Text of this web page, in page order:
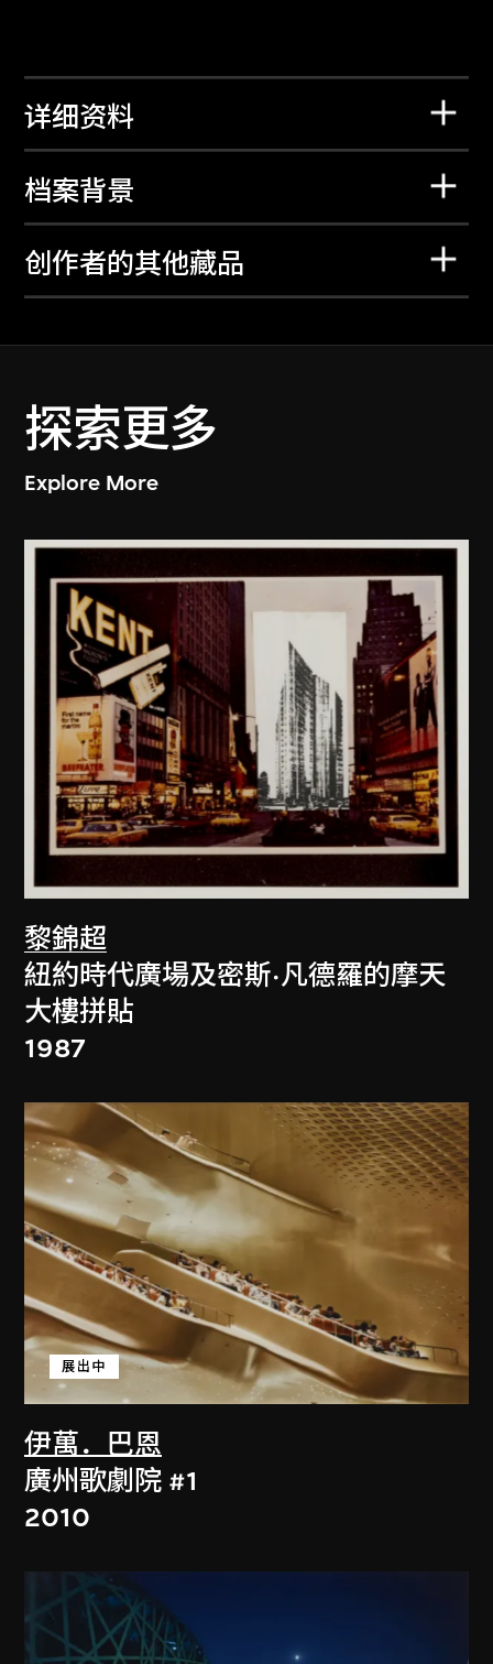
详细资料
档案背景
创作者的其他藏品
探索更多
Explore More
黎錦超
紐約時代廣場及密斯·凡德羅的摩天
大樓拼貼
1987
伊萬．巴恩
展出中
廣州歌劇院 #1
2010